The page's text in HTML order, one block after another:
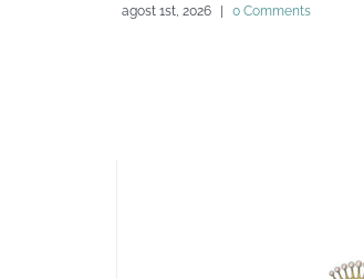
agost 1st, 2026 | 0 Comments